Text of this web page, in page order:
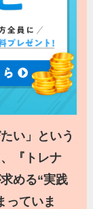
い」という
『トレナ
める“実践
っていま